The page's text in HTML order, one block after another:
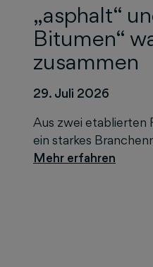
„asphalt“
Bitumen“
zusammen
29. Juli 2026
Aus zwei etablierten
ein starkes